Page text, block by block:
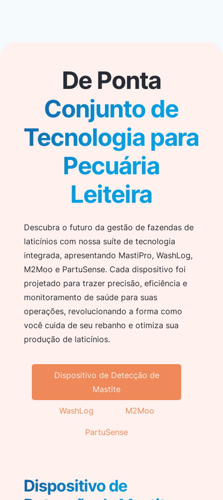
De Ponta
Conjunto de
Tecnologia para
Pecuária
Leiteira
Descubra o futuro da gestão de fazendas de
laticínios com nossa suíte de tecnologia
integrada, apresentando MastiPro, WashLog,
M2Moo e PartuSense. Cada dispositivo foi
projetado para trazer precisão, eficiência e
monitoramento de saúde para suas
operações, revolucionando a forma como
você cuida de seu rebanho e otimiza sua
produção de laticínios.
Dispositivo de Detecção de
Mastite
WashLog M2Moo
PartuSense
Dispositivo de